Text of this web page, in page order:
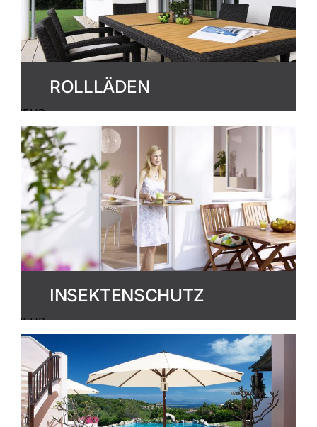
ROLLLÄDEN
MEHR
ERFAHREN
INSEKTENSCHUTZ
MEHR
ERFAHREN